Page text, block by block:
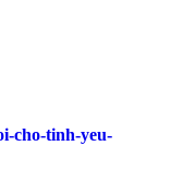
cho-tinh-yeu-